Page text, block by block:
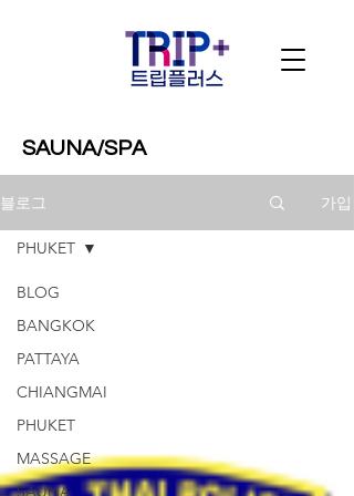
SAUNA/SPA
블로그 가입
BLOG
BANGKOK
PATTAYA
CHIANGMAI
PHUKET
MASSAGE
SAUNA
PHUKET